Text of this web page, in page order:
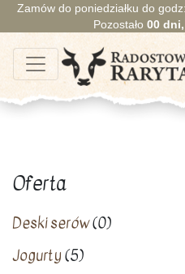
Zamów do poniedziałku do
Pozostało 00dni,
Oferta
Deski serów(0)
Jogurty(5)